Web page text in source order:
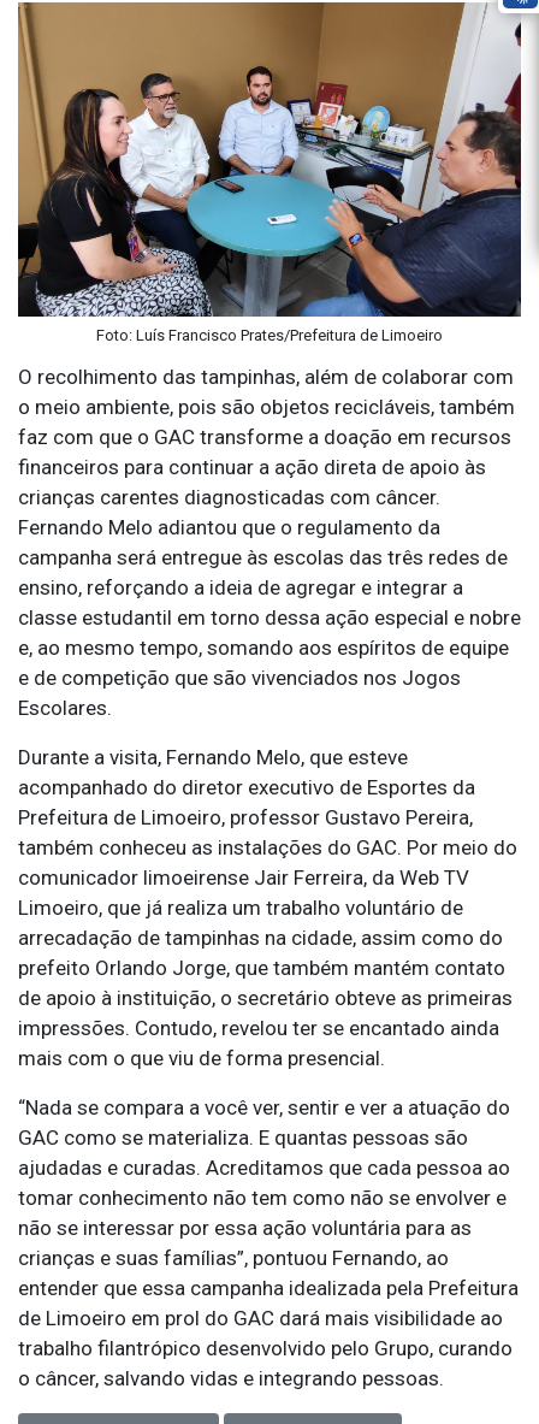
Foto: Luís Francisco Prates/Prefeitura de Limoeiro
O recolhimento das tampinhas, além de colaborar com
o meio ambiente, pois são objetos recicláveis, também
faz com que o GAC transforme a doação em recursos
financeiros para continuar a ação direta de apoio às
crianças carentes diagnosticadas com câncer.
Fernando Melo adiantou que o regulamento da
campanha será entregue às escolas das três redes de
ensino, reforçando a ideia de agregar e integrar a
classe estudantil em torno dessa ação especial e nobre
e, ao mesmo tempo, somando aos espíritos de equipe
e de competição que são vivenciados nos Jogos
Escolares.
Durante a visita, Fernando Melo, que esteve
acompanhado do diretor executivo de Esportes da
Prefeitura de Limoeiro, professor Gustavo Pereira,
também conheceu as instalações do GAC. Por meio do
comunicador limoeirense Jair Ferreira, da Web TV
Limoeiro, que já realiza um trabalho voluntário de
arrecadação de tampinhas na cidade, assim como do
prefeito Orlando Jorge, que também mantém contato
de apoio à instituição, o secretário obteve as primeiras
impressões. Contudo, revelou ter se encantado ainda
mais com o que viu de forma presencial.
“Nada se compara a você ver, sentir e ver a atuação do
GAC como se materializa. E quantas pessoas são
ajudadas e curadas. Acreditamos que cada pessoa ao
tomar conhecimento não tem como não se envolver e
não se interessar por essa ação voluntária para as
crianças e suas famílias”, pontuou Fernando, ao
entender que essa campanha idealizada pela Prefeitura
de Limoeiro em prol do GAC dará mais visibilidade ao
trabalho filantrópico desenvolvido pelo Grupo, curando
o câncer, salvando vidas e integrando pessoas.